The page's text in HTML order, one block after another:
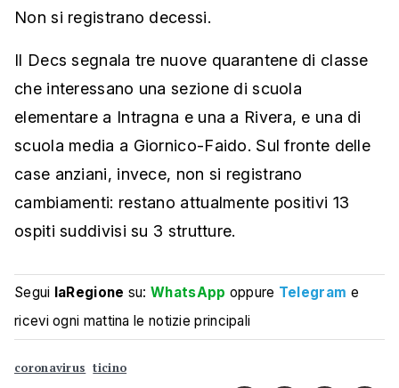
Non si registrano decessi.
Il Decs segnala tre nuove quarantene di classe
che interessano una sezione di scuola
elementare a Intragna e una a Rivera, e una di
scuola media a Giornico-Faido. Sul fronte delle
case anziani, invece, non si registrano
cambiamenti: restano attualmente positivi 13
ospiti suddivisi su 3 strutture.
Segui laRegione su:WhatsApp oppure Telegram e
ricevi ogni mattina le notizie principali
coronavirus ticino